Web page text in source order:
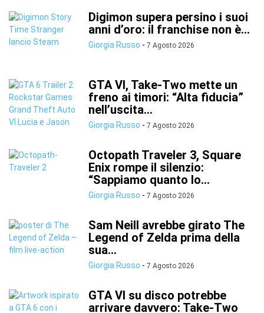
Digimon supera persino i suoi
anni d’oro: il franchise non è...
Giorgia Russo - 7 Agosto 2026
GTA VI, Take-Two mette un
freno ai timori: “Alta fiducia”
nell’uscita...
Giorgia Russo - 7 Agosto 2026
Octopath Traveler 3, Square
Enix rompe il silenzio:
“Sappiamo quanto lo...
Giorgia Russo - 7 Agosto 2026
Sam Neill avrebbe girato The
Legend of Zelda prima della
sua...
Giorgia Russo - 7 Agosto 2026
GTA VI su disco potrebbe
arrivare davvero: Take-Two